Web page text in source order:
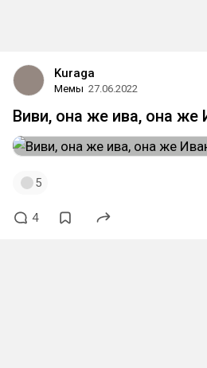
Kuraga
Мемы 27.06.2022
Виви, она же ива, она же
5
4